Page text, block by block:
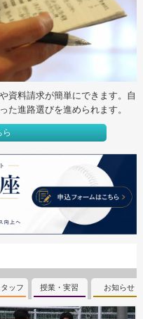
資料請求が簡単にできます。自
た進路選びを進められます。
ら
ッフ 授業・実習 お知らせ